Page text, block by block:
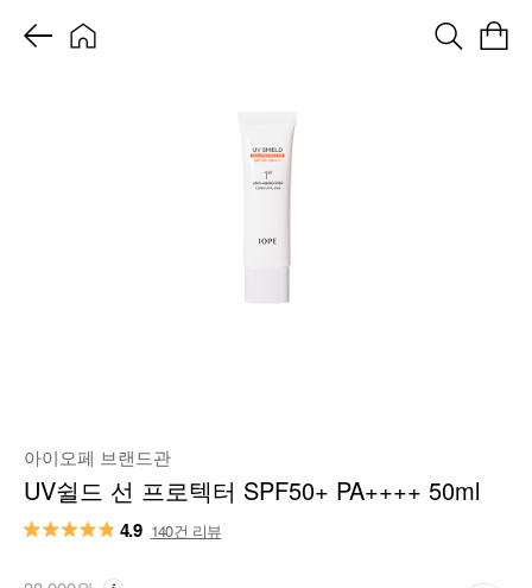
아이오페 브랜드관
UV쉴드 선 프로텍터 SPF50+ PA++++ 50ml
4.9 140건 리뷰